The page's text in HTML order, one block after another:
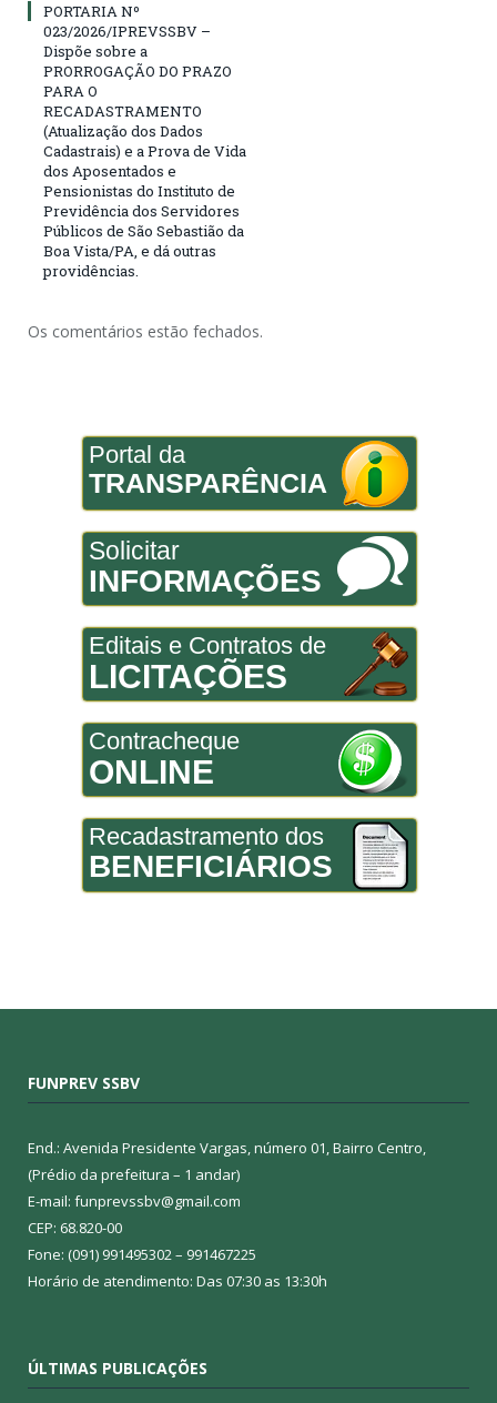
PORTARIA Nº
023/2026/IPREVSSBV –
Dispõe sobre a
PRORROGAÇÃO DO PRAZO
PARA O
RECADASTRAMENTO
(Atualização dos Dados
Cadastrais) e a Prova de Vida
dos Aposentados e
Pensionistas do Instituto de
Previdência dos Servidores
Públicos de São Sebastião da
Boa Vista/PA, e dá outras
providências.
Os comentários estão fechados.
Portal da
TRANSPARÊNCIA
Solicitar
INFORMAÇÕES
Editais e Contratos de
LICITAÇÕES
Contracheque
ONLINE
Recadastramento dos
BENEFICIÁRIOS
FUNPREV SSBV
End.: Avenida Presidente Vargas, número 01, Bairro Centro,
(Prédio da prefeitura – 1 andar)
E-mail: funprevssbv@gmail.com
CEP: 68.820-00
Fone: (091) 991495302 – 991467225
Horário de atendimento: Das 07:30 as 13:30h
ÚLTIMAS PUBLICAÇÕES